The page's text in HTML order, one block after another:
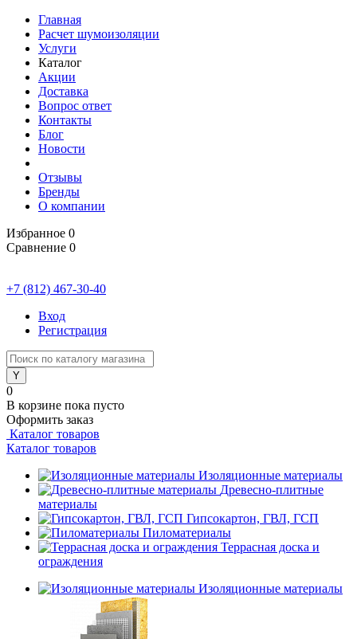
Главная
Расчет шумоизоляции
Услуги
Каталог
Акции
Доставка
Вопрос ответ
Контакты
Блог
Новости
Отзывы
Бренды
О компании
Избранное 0
Сравнение 0
+7 (812) 467-30-40
Вход
Регистрация
0
В корзине пока пусто
Оформить заказ
Каталог товаров
Каталог товаров
Изоляционные материалы
Древесно-плитные
материалы
Гипсокартон, ГВЛ, ГСП
Пиломатериалы
Террасная доска и
ограждения
Изоляционные материалы